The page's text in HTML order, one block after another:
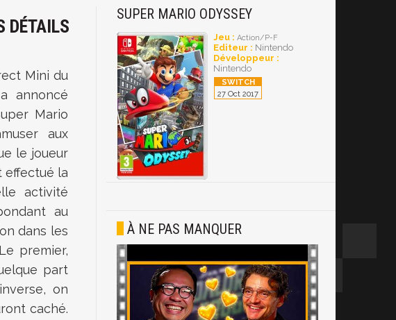
DÉTAILS
Mini du
annoncé
Mario
aux
le joueur
effectué la
activité
au
dans les
premier,
part
on
caché.
SUPER MARIO ODYSSEY
Jeu : Action/P-F
Editeur : Nintendo
Développeur :
Nintendo
27 Oct 2017
À NE PAS MANQUER